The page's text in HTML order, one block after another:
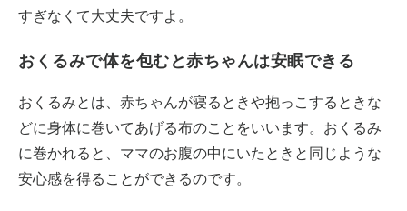
すぎなくて大丈夫ですよ。
おくるみで体を包むと赤ちゃんは安眠できる
おくるみとは、赤ちゃんが寝るときや抱っこするときな
どに身体に巻いてあげる布のことをいいます。おくるみ
に巻かれると、ママのお腹の中にいたときと同じような
安心感を得ることができるのです。